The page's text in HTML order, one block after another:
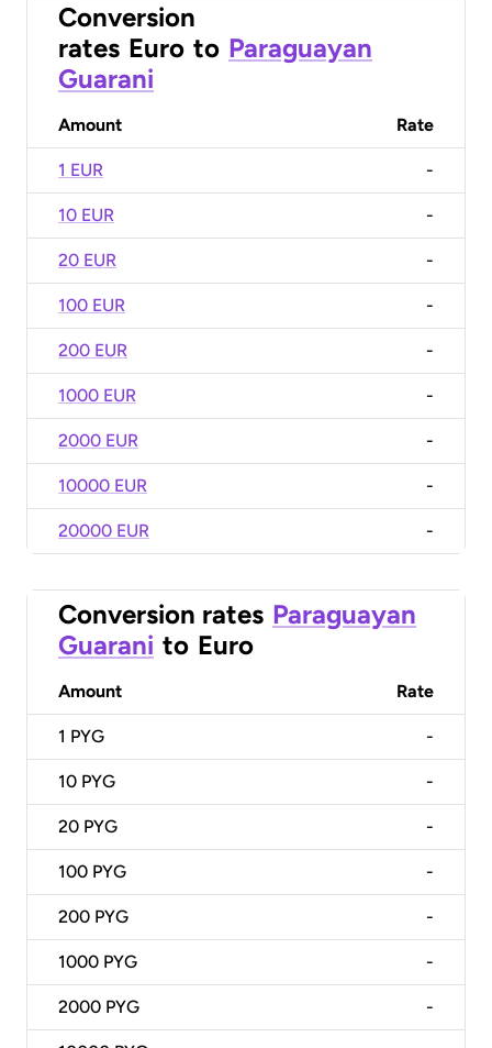
Conversion
rates Euro to Paraguayan
Guarani
Amount Rate
1 EUR -
10 EUR -
20 EUR -
100 EUR -
200 EUR -
1000 EUR -
2000 EUR -
10000 EUR -
20000 EUR -
Conversion rates Paraguayan
Guarani to Euro
Amount Rate
1 PYG -
10 PYG -
20 PYG -
100 PYG -
200 PYG -
1000 PYG -
2000 PYG -